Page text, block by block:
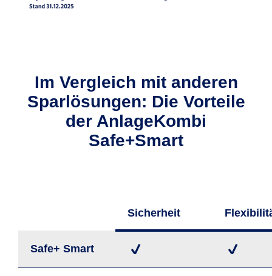
Im Vergleich mit anderen
Sparlösungen: Die Vorteile
der AnlageKombi
Safe+Smart
Sicher­heit
Safe+ Smart